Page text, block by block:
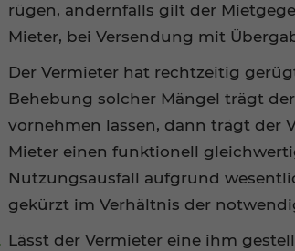
rügen, andernfalls gilt der
Mieter, bei Versendung mit
Der Vermieter hat rechtzeitig
Behebung solcher Mängel trägt
vornehmen lassen, dann trägt der
Mieter einen funktionell
Nutzungsausfall aufgrund
gekürzt im Verhältnis der
Lässt der Vermieter eine ihm